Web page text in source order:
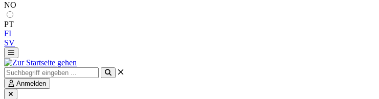
NO
PT
FI
SV
Anmelden